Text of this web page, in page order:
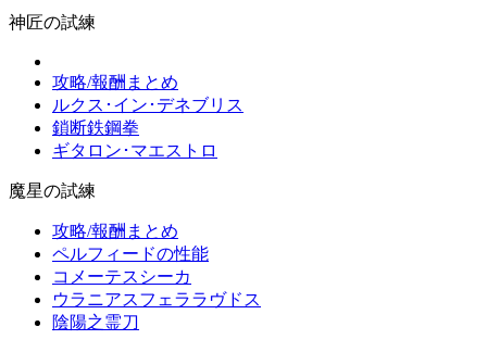
神匠の試練
攻略/報酬まとめ
ルクス･イン･デネブリス
鎖断鉄鋼拳
ギタロン･マエストロ
魔星の試練
攻略/報酬まとめ
ペルフィードの性能
コメーテスシーカ
ウラニアスフェララヴドス
陰陽之霊刀